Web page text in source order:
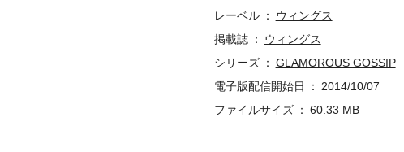
レーベル
ウィングス
掲載誌
ウィングス
シリーズ
GLAMOROUS GOSSIP
電子版配信開始日
2014/10/07
ファイルサイズ
60.33 MB